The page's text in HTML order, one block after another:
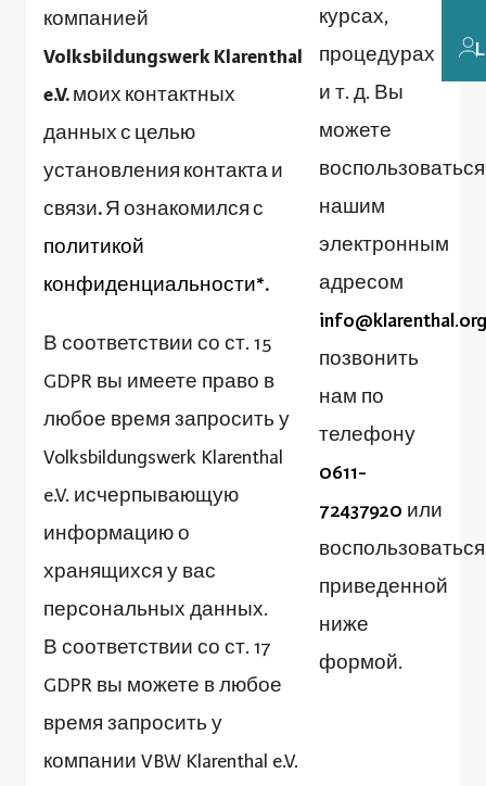
компанией
Volksbildungswerk Klarenthal
e.V. моих контактных
данных с целью
установления контакта и
связи. Я ознакомился с
политикой
конфиденциальности*.
В соответствии со ст. 15
GDPR вы имеете право в
любое время запросить у
Volksbildungswerk Klarenthal
e.V. исчерпывающую
информацию о
хранящихся у вас
персональных данных.
В соответствии со ст. 17
GDPR вы можете в любое
время запросить у
компании VBW Klarenthal e.V.
курсах,
процедурах
и т. д. Вы
можете
воспользоваться
нашим
электронным
адресом
позвонить
нам по
телефону
0611-
72437920 или
воспользоваться
приведенной
ниже
формой.